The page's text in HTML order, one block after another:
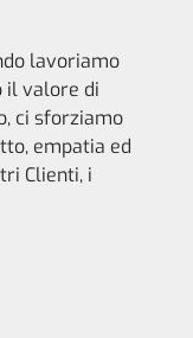
lavoriamo
il valore di
ci sforziamo
empatia ed
Clienti, i